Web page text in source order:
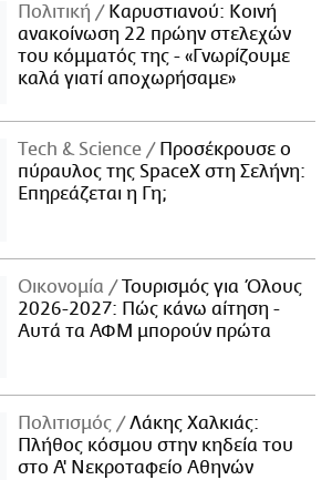
Πολιτική
Καρυστιανού: Κοινή
ανακοίνωση 22 πρώην στελεχών
του κόμματός της - «Γνωρίζουμε
καλά γιατί αποχωρήσαμε»
Τech & Science
Προσέκρουσε ο
πύραυλος της SpaceX στη Σελήνη:
Επηρεάζεται η Γη;
Οικονομία
Τουρισμός για Όλους
2026-2027: Πώς κάνω αίτηση -
Αυτά τα ΑΦΜ μπορούν πρώτα
Πολιτισμός
Λάκης Χαλκιάς:
Πλήθος κόσμου στην κηδεία του
στο Α' Νεκροταφείο Αθηνών